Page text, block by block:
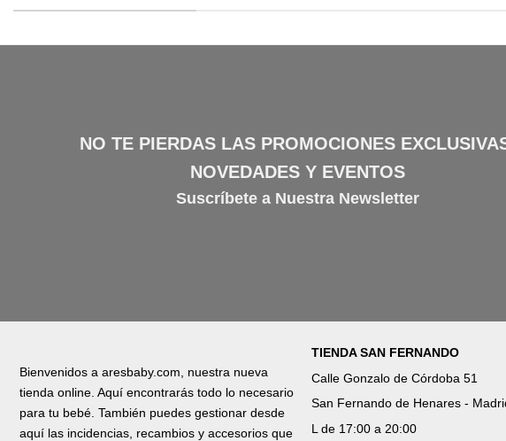
NO TE PIERDAS LAS PROMOCIONES
NOVEDADES Y EVENTOS
Suscríbete a Nuestra Newsletter
Bienvenidos a aresbaby.com, nuestra nueva
tienda online. Aquí encontrarás todo lo necesario
para tu bebé. También puedes gestionar desde
aquí las incidencias, recambios y accesorios que
TIENDA SAN FERNANDO
Calle Gonzalo de Córdoba 51
San Fernando de Henares -
L de 17:00 a 20:00